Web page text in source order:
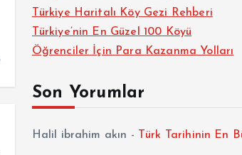
Türkiye Haritalı Köy Gezi Rehberi
Türkiye’nin En Güzel 100 Köyü
Öğrenciler İçin Para Kazanma Yolları
Son Yorumlar
Halil ibrahim akın - Türk Tarihinin En